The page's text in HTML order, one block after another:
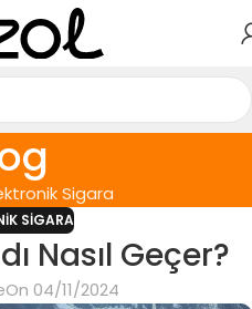
Sigara
SIGARA
Nasıl Geçer?
On 04/11/2024